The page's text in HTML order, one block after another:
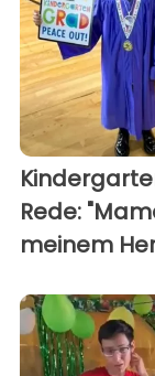
Rede:
meinem